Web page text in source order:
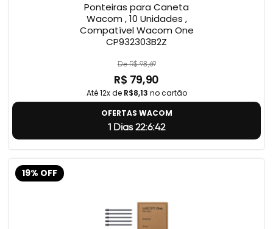
Ponteiras para Caneta
Wacom , 10 Unidades ,
Compatível Wacom One
CP932303B2Z
De R$ 98,69
R$ 79,90
Até 12x de R$8,13 no cartão
OFERTAS WACOM
1 Dias 22:6:41
19% OFF